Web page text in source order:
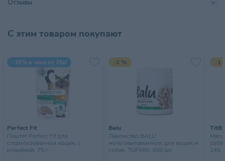
Тип упаковки Пачка
Условия хранения
Хранить в сухом прохладном
месте, недоступном для детей
Отзывы
С этим товаром покупают
-15% в чеке от 25р
Perfect Fit
Паштет Perfect Fit для
стерилизованных кошек, с
индейкой, 75 г
-1 %
Balu
Лакомство BALU
мультивитаминное, для кошек и
собак, TOPMIX, 600 шт
-1
145 г